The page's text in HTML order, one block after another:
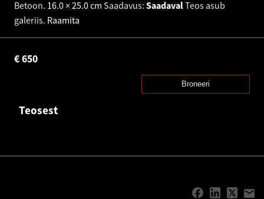
Betoon. 16.0 × 25.0 cm Saadavus: SaadavalTeos asub
galeriis. Raamita
650
€
Broneeri
Teosest